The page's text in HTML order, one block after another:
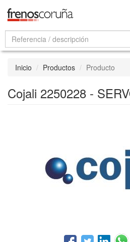
Inicio Productos Producto
Cojali 2250228 -